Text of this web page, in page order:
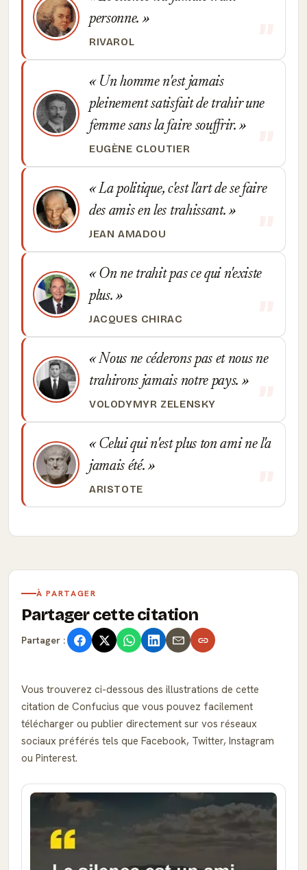
personne.
RIVAROL
Un homme n'est jamais
pleinement satisfait de trahir une
femme sans la faire souffrir.
EUGÈNE CLOUTIER
La politique, c'est l'art de se faire
des amis en les trahissant.
JEAN AMADOU
On ne trahit pas ce qui n'existe
plus.
JACQUES CHIRAC
Nous ne céderons pas et nous ne
trahirons jamais notre pays.
VOLODYMYR ZELENSKY
Celui qui n'est plus ton ami ne l'a
jamais été.
ARISTOTE
À PARTAGER
Partager cette citation
Partager :
Vous trouverez ci-dessous des illustrations de cette
citation de Confucius que vous pouvez facilement
télécharger ou publier directement sur vos réseaux
sociaux préférés tels que Facebook, Twitter, Instagram
ou Pinterest.